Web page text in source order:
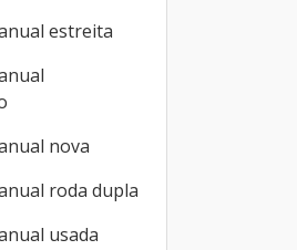
estreita
nova
roda dupla
usada